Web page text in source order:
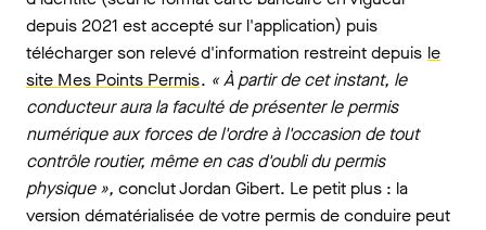
depuis 2021 est accepté sur l'application) puis
télécharger son relevé d'information restreint depuis le
site Mes Points Permis. « À partir de cet instant, le
conducteur aura la faculté de présenter le permis
numérique aux forces de l'ordre à l'occasion de tout
contrôle routier, même en cas d'oubli du permis
physique », conclut Jordan Gibert. Le petit plus : la
version dématérialisée de votre permis de conduire peut